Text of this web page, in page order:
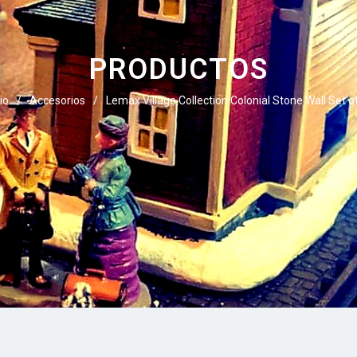
PRODUCTOS
/ Accesorios / Lemax Village Collection Colonial Stone Wall Set